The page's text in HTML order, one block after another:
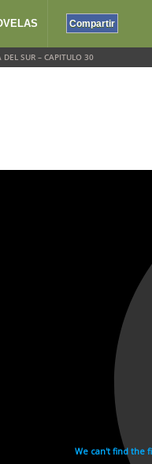
Compartir
DEL SUR – CAPITULO 30